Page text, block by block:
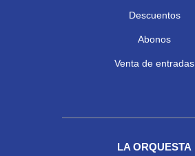
Descuentos
Abonos
Venta de entradas
LA ORQUESTA